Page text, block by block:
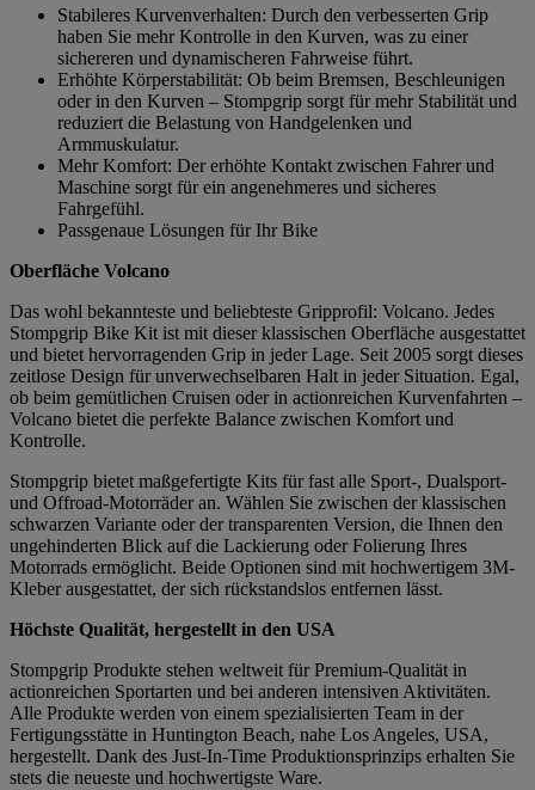
Stabileres Kurvenverhalten: Durch den verbesserten Grip
haben Sie mehr Kontrolle in den Kurven, was zu einer
sichereren und dynamischeren Fahrweise führt.
Erhöhte Körperstabilität: Ob beim Bremsen, Beschleunigen
oder in den Kurven – Stompgrip sorgt für mehr Stabilität und
reduziert die Belastung von Handgelenken und
Armmuskulatur.
Mehr Komfort: Der erhöhte Kontakt zwischen Fahrer und
Maschine sorgt für ein angenehmeres und sicheres
Fahrgefühl.
Passgenaue Lösungen für Ihr Bike
Oberfläche Volcano
Das wohl bekannteste und beliebteste Gripprofil: Volcano. Jedes
Stompgrip Bike Kit ist mit dieser klassischen Oberfläche ausgestattet
und bietet hervorragenden Grip in jeder Lage. Seit 2005 sorgt dieses
zeitlose Design für unverwechselbaren Halt in jeder Situation. Egal,
ob beim gemütlichen Cruisen oder in actionreichen Kurvenfahrten –
Volcano bietet die perfekte Balance zwischen Komfort und
Kontrolle.
Stompgrip bietet maßgefertigte Kits für fast alle Sport-, Dualsport-
und Offroad-Motorräder an. Wählen Sie zwischen der klassischen
schwarzen Variante oder der transparenten Version, die Ihnen den
ungehinderten Blick auf die Lackierung oder Folierung Ihres
Motorrads ermöglicht. Beide Optionen sind mit hochwertigem 3M-
Kleber ausgestattet, der sich rückstandslos entfernen lässt.
Höchste Qualität, hergestellt in den USA
Stompgrip Produkte stehen weltweit für Premium-Qualität in
actionreichen Sportarten und bei anderen intensiven Aktivitäten.
Alle Produkte werden von einem spezialisierten Team in der
Fertigungsstätte in Huntington Beach, nahe Los Angeles, USA,
hergestellt. Dank des Just-In-Time Produktionsprinzips erhalten Sie
stets die neueste und hochwertigste Ware.